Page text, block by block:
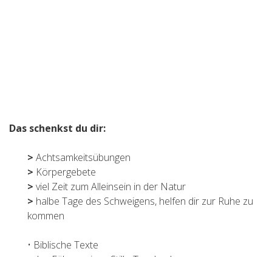
Das schenkst du dir:
> Achtsamkeitsübungen
> Körpergebete
> viel Zeit zum Alleinsein in der Natur
> halbe Tage des Schweigens, helfen dir zur Ruhe zu
kommen
• Biblische Texte